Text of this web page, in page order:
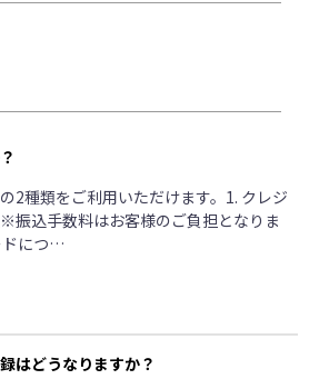
2種類をご利用いただけます。1. クレジ
振込手数料はお客様のご負担となりま
ドにつ…
はどうなりますか？